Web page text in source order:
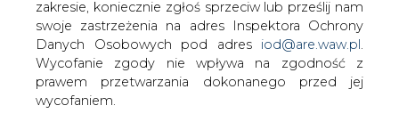
zakresie, koniecznie zgłoś sprzeciw lub prześlij nam
swoje zastrzeżenia na adres Inspektora Ochrony
Danych Osobowych pod adres iod@are.waw.pl
Wycofanie zgody nie wpływa na zgodność z
prawem przetwarzania dokonanego przed jej
wycofaniem.
rafineryjny. Wyniki tego obszaru są determinowane przez
poziom marż rafineryjnych i dyferencjał, a te w ostatnim
kwartale były bardzo słabe" - powiedział PAP Wojciech
Kozłowski z Espirito Santo Investment Bank.
Potwierdza to Kamil Kliszcz z DI BRE, wskazując głównie